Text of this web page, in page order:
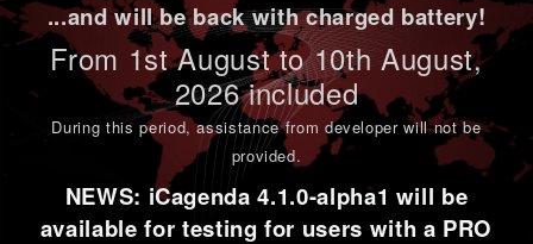
...and will be back with charged battery!
From 1stAugust to 10th August,
2026 included
During this period,assistance from developer will not be
provided.
NEWS: iCagenda 4.1.0-alpha1 will be
available for testing for users with a PRO